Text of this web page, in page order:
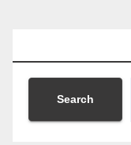
Search